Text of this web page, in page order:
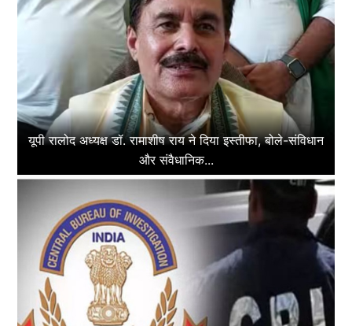
यूपी रालोद अध्यक्ष डॉ. रामाशीष राय ने दिया इस्तीफा, बोले-संविधान
और संवैधानिक...